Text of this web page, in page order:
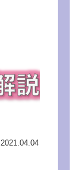
2021.04.04